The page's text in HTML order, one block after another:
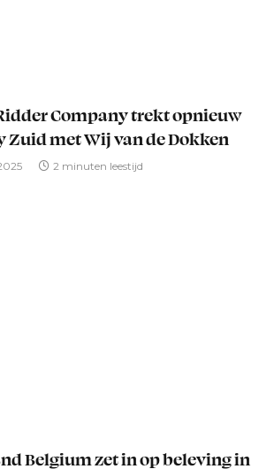
Company trekt opnieuw
Zuid met Wij van de Dokken
2 minuten leestijd
Belgium zet in op beleving in